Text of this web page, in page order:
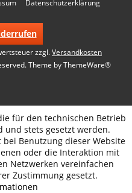
Datenschutzerklärung
zzgl.Versandkosten
Theme byThemeWare®
für den technischen Betrieb
stets gesetzt werden.
bei Benutzung dieser Website
oder die Interaktion mit
Netzwerken vereinfachen
Zustimmung gesetzt.